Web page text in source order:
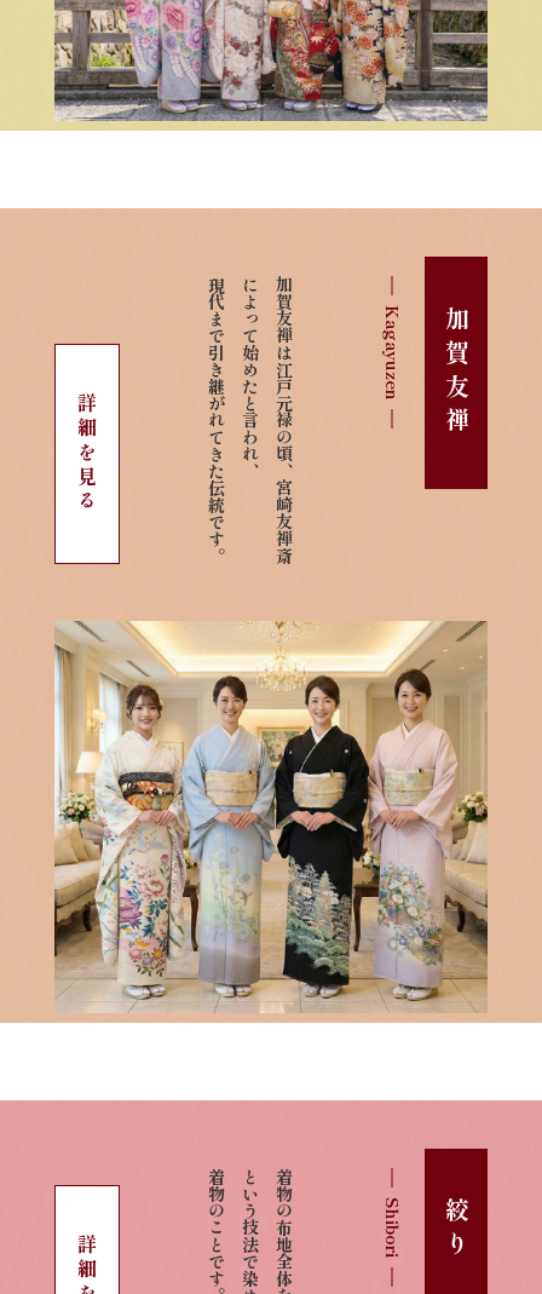
加賀友禅
Kagayuzen
加賀友禅は江戸元禄の頃、宮崎友禅斎
によって始めたと言われ、
現代まで引き継がれてきた伝統です。
詳細を見る
絞り
Shibori
着物のことです。